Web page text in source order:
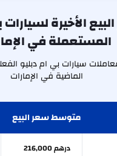
سيارات بي ام دبليو آي 5 جديدة ابتداءً
الأخيرة
المستعملة في
الماضية في الإمارات
متوسط سعر البيع
درهم 216,000